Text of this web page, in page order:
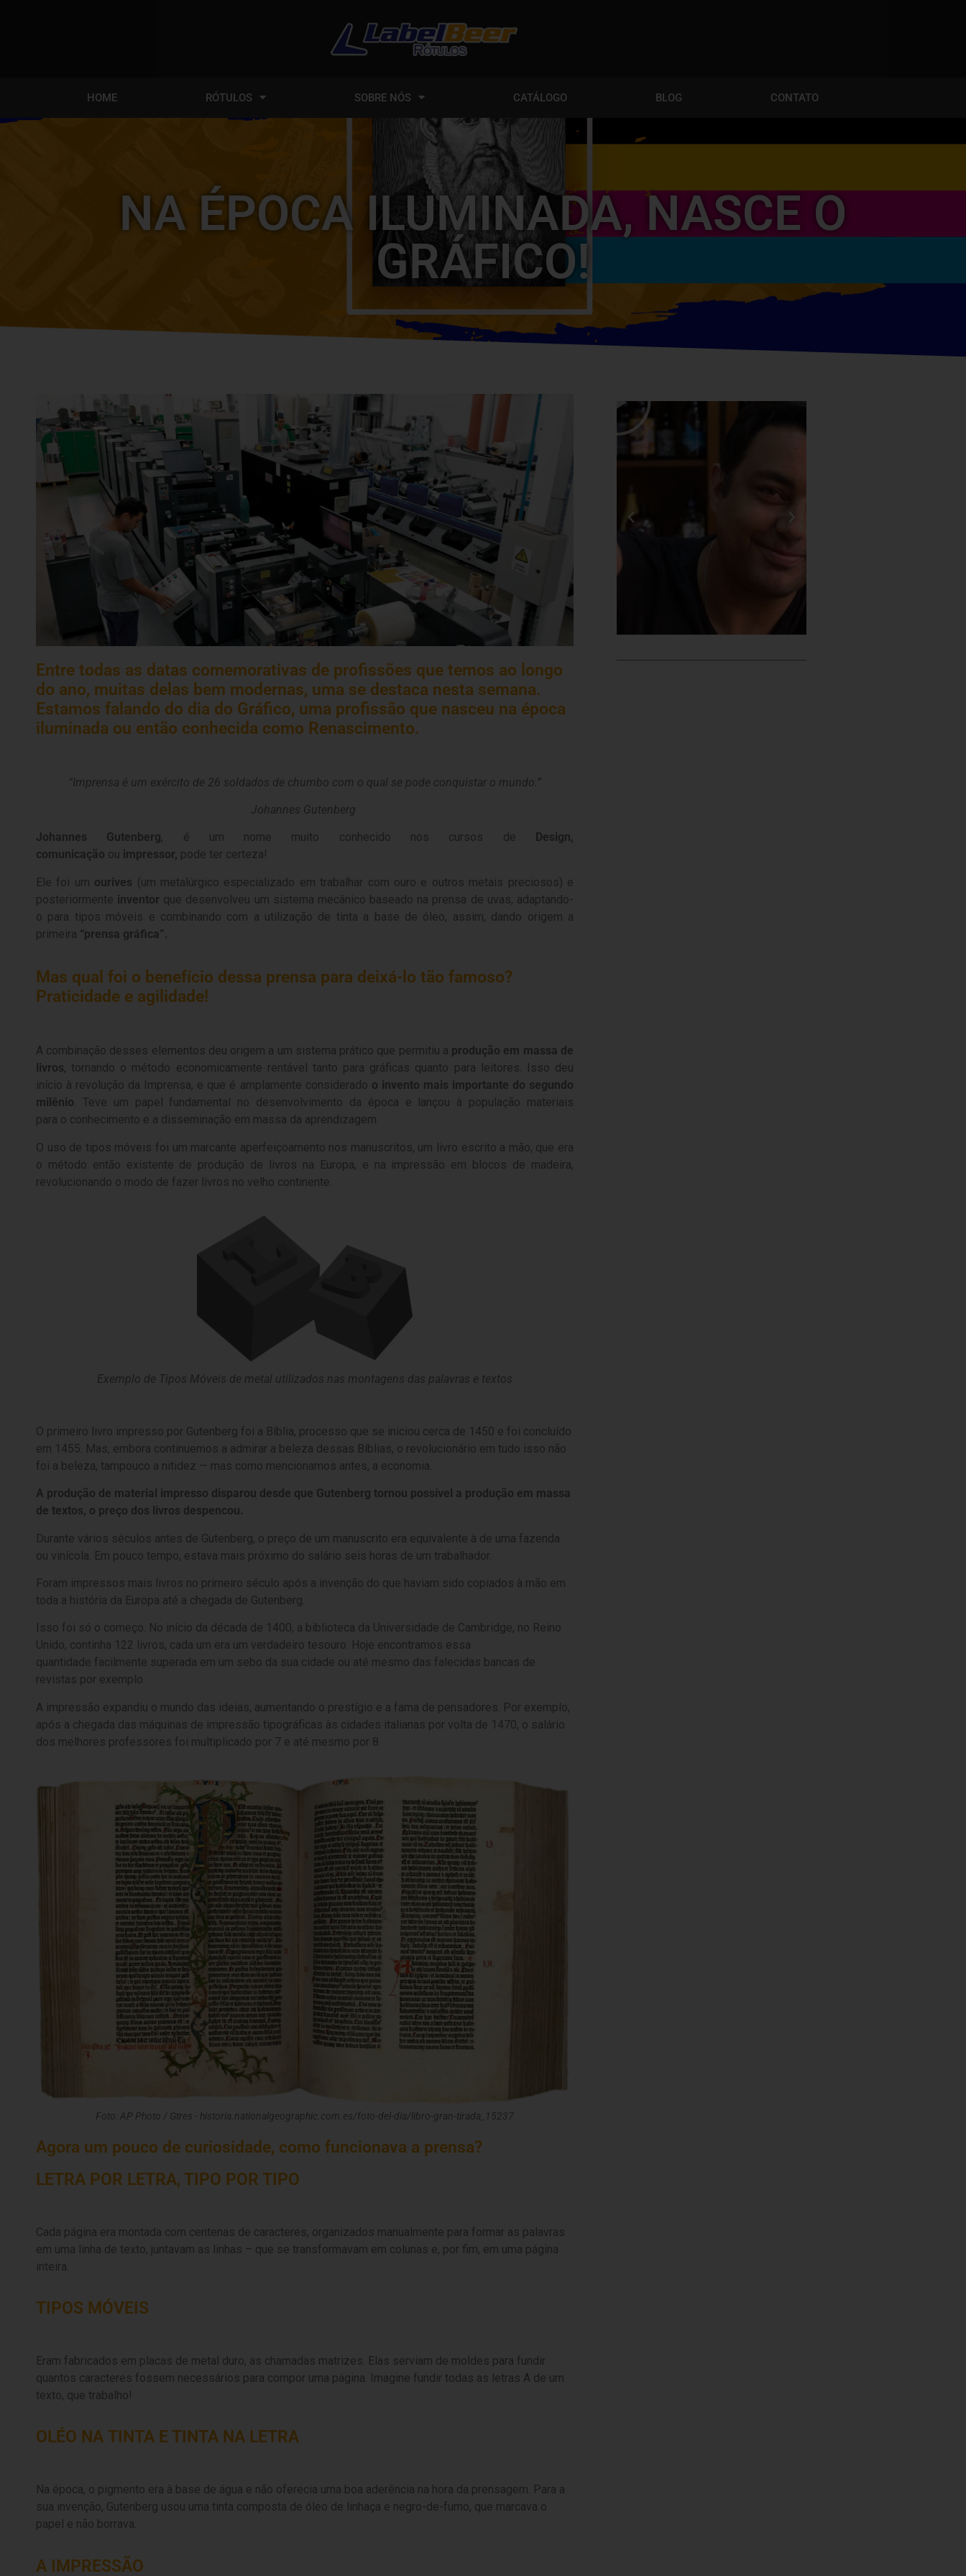
HOME RÓTULOS SOBRE NÓS CATÁLOGO BLOG CONTATO
NA ÉPOCA ILUMINADA, NASCE O
GRÁFICO!
Entre todas as datas comemorativas de profissões que temos ao longo
do ano, muitas delas bem modernas, uma se destaca nesta semana.
Estamos falando do dia do Gráfico, uma profissão que nasceu na época
iluminada ou então conhecida como Renascimento.
“Imprensa é um exército de 26 soldados de chumbo com o qual se pode conquistar o mundo.”
Johannes Gutenberg
Johannes Gutenberg, é um nome muito conhecido nos cursos de
Design,
comunicação ou impressor, pode ter certeza!
Ele foi um ourives (um metalúrgico especializado em trabalhar com ouro e outros metais preciosos) e
posteriormente inventor que desenvolveu um sistema mecânico baseado na prensa de uvas, adaptando-
o para tipos móveis e combinando com a utilização de tinta a base de óleo, assim, dando origem a
primeira “prensa gráfica”.
Mas qual foi o benefício dessa prensa para deixá-lo tão famoso?
Praticidade e agilidade!
A combinação desses elementos deu origem a um sistema prático que permitiu a produção em massa de
livros, tornando o método economicamente rentável tanto para gráficas quanto para leitores. Isso deu
início à revolução da Imprensa, e que é amplamente considerado o invento mais importante do segundo
milênio. Teve um papel fundamental no desenvolvimento da época e lançou à população materiais
para o conhecimento e a disseminação em massa da aprendizagem.
O uso de tipos móveis foi um marcante aperfeiçoamento nos manuscritos, um livro escrito a mão, que era
o método então existente de produção de livros na Europa, e na impressão em blocos de madeira,
revolucionando o modo de fazer livros no velho continente.
Exemplo de Tipos Móveis de metal utilizados nas montagens das palavras e textos
O primeiro livro impresso por Gutenberg foi a Bíblia, processo que se iniciou cerca de 1450 e foi concluído
em 1455. Mas, embora continuemos a admirar a beleza dessas Bíblias, o revolucionário em tudo isso não
foi a beleza, tampouco a nitidez — mas como mencionamos antes, a economia.
A produção de material impresso disparou desde que Gutenberg tornou possível a produção em massa
de textos, o preço dos livros despencou.
Durante vários séculos antes de Gutenberg, o preço de um manuscrito era equivalente à de uma fazenda
ou vinícola. Em pouco tempo, estava mais próximo do salário seis horas de um trabalhador.
Foram impressos mais livros no primeiro século após a invenção do que haviam sido copiados à mão em
toda a história da Europa até a chegada de Gutenberg.
Isso foi só o começo. No início da década de 1400, a biblioteca da Universidade de Cambridge, no Reino
Unido, continha 122 livros, cada um era um verdadeiro tesouro. Hoje encontramos essa
quantidade facilmente superada em um sebo da sua cidade ou até mesmo das falecidas bancas de
revistas por exemplo.
A impressão expandiu o mundo das ideias, aumentando o prestígio e a fama de pensadores. Por exemplo,
após a chegada das máquinas de impressão tipográficas às cidades italianas por volta de 1470, o salário
dos melhores professores foi multiplicado por 7 e até mesmo por 8.
Foto: AP Photo / Gtres - historia.nationalgeographic.com.es/foto-del-dia/libro-gran-tirada_15237
Agora um pouco de curiosidade, como funcionava a prensa?
LETRA POR LETRA, TIPO POR TIPO
Cada página era montada com centenas de caracteres, organizados manualmente para formar as palavras
em uma linha de texto, juntavam as linhas – que se transformavam em colunas e, por fim, em uma página
inteira.
TIPOS MÓVEIS
Eram fabricados em placas de metal duro, as chamadas matrizes. Elas serviam de moldes para fundir
quantos caracteres fossem necessários para compor uma página. Imagine fundir todas as letras A de um
texto, que trabalho!
OLÉO NA TINTA E TINTA NA LETRA
Na época, o pigmento era à base de água e não oferecia uma boa aderência na hora da prensagem. Para a
sua invenção, Gutenberg usou uma tinta composta de óleo de linhaça e negro-de-fumo, que marcava o
papel e não borrava.
A IMPRESSÃO